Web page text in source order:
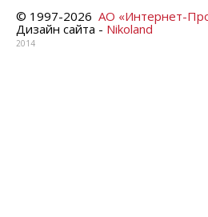
© 1997-2026 АО «Интернет-
Дизайн сайта - Nikoland
2014